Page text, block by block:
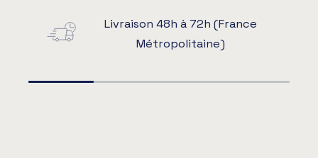
Livraison 48h à 72h (France
Métropolitaine)